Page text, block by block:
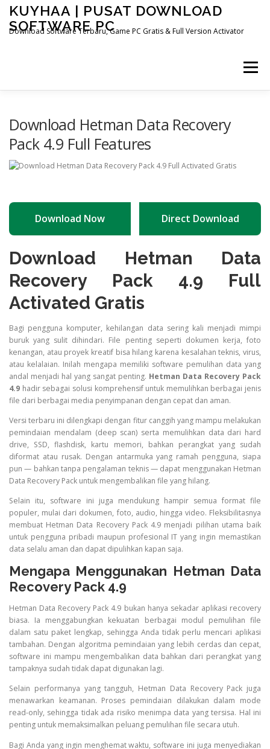
Skip
content
KUYHAA | PUSAT DOWNLOAD
SOFTWARE PC
Download Software Terbaru, Game PC Gratis & Full Version Activator
Menu
Download Hetman Data Recovery
Pack 4.9 Full Features
Download Now Direct Download
Download Hetman Data
Recovery Pack 4.9 Full
Activated Gratis
Bagi pengguna komputer, kehilangan data sering kali menjadi mimpi
buruk yang sulit dihindari. File penting seperti dokumen kerja, foto
kenangan, atau proyek kreatif bisa hilang karena kesalahan teknis, virus,
atau kelalaian. Inilah mengapa memiliki software pemulihan data yang
andal menjadi hal yang sangat penting. Hetman Data Recovery Pack
4.9 hadir sebagai solusi komprehensif untuk memulihkan berbagai jenis
file dari berbagai media penyimpanan dengan cepat dan aman.
Versi terbaru ini dilengkapi dengan fitur canggih yang mampu melakukan
pemindaian mendalam (deep scan) serta memulihkan data dari hard
drive, SSD, flashdisk, kartu memori, bahkan perangkat yang sudah
diformat atau rusak. Dengan antarmuka yang ramah pengguna, siapa
pun — bahkan tanpa pengalaman teknis — dapat menggunakan Hetman
Data Recovery Pack untuk mengembalikan file yang hilang.
Selain itu, software ini juga mendukung hampir semua format file
populer, mulai dari dokumen, foto, audio, hingga video. Fleksibilitasnya
membuat Hetman Data Recovery Pack 4.9 menjadi pilihan utama baik
untuk pengguna pribadi maupun profesional IT yang ingin memastikan
data selalu aman dan dapat dipulihkan kapan saja.
Mengapa Menggunakan Hetman Data
Recovery Pack 4.9
Hetman Data Recovery Pack 4.9 bukan hanya sekadar aplikasi recovery
biasa. Ia menggabungkan kekuatan berbagai modul pemulihan file
dalam satu paket lengkap, sehingga Anda tidak perlu mencari aplikasi
tambahan. Dengan algoritma pemindaian yang lebih cerdas dan cepat,
software ini mampu mengembalikan data bahkan dari perangkat yang
tampaknya sudah tidak dapat digunakan lagi.
Selain performanya yang tangguh, Hetman Data Recovery Pack juga
menawarkan keamanan. Proses pemindaian dilakukan dalam mode
read-only, sehingga tidak ada risiko menimpa data yang tersisa. Hal ini
penting untuk memaksimalkan peluang pemulihan file secara utuh.
Bagi Anda yang ingin menghemat waktu, software ini juga menyediakan